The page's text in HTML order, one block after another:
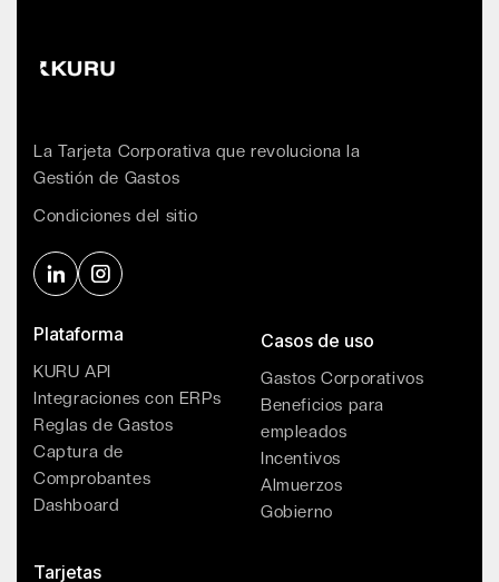
La Tarjeta Corporativa que revoluciona la
Gestión de Gastos
Condiciones del sitio
Plataforma
KURU API
Integraciones con ERPs
Reglas de Gastos
Captura de
Comprobantes
Dashboard
Casos de uso
Gastos Corporativos
Beneficios para
empleados
Incentivos
Almuerzos
Gobierno
Tarjetas